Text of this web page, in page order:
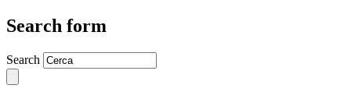
Search form
Search